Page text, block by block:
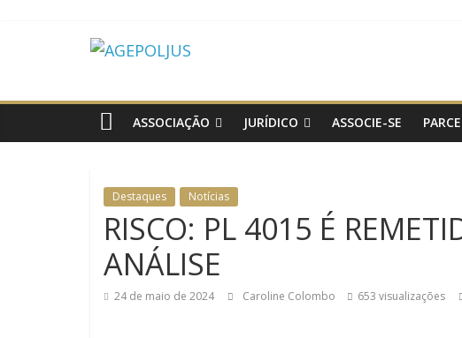
AGEPOLJUS
Associação
Nacional
dos
Judiciária
ASSOCIAÇÃO JURÍDICO ASSOCIE-SE
Destaques Notícias
RISCO: PL 4015 É
ANÁLISE
24 de maio de 2024 Caroline Colombo 653 visualizações